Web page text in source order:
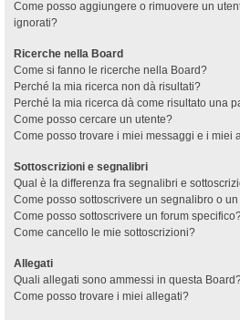
Come posso aggiungere o rimuovere un
ignorati?
Ricerche nella Board
Come si fanno le ricerche nella Board?
Perché la mia ricerca non dà risultati?
Perché la mia ricerca dà come risultato una
Come posso cercare un utente?
Come posso trovare i miei messaggi e i miei
Sottoscrizioni e segnalibri
Qual è la differenza fra segnalibri e
Come posso sottoscrivere un segnalibro o
Come posso sottoscrivere un forum
Come cancello le mie sottoscrizioni?
Allegati
Quali allegati sono ammessi in questa
Come posso trovare i miei allegati?